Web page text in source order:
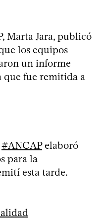
Marta Jara, publicó
los equipos
un informe
fue remitida a
#ANCAPelaboró
para la
esta tarde.